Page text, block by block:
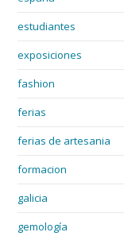
estudiantes
exposiciones
fashion
ferias
ferias de artesania
formacion
galicia
gemología